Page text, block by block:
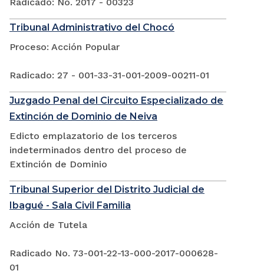
Tribunal Administrativo del Chocó
Proceso: Acción Popular
Radicado: 27 - 001-33-31-001-2009-00211-01
Juzgado Penal del Circuito Especializado de
Extinción de Dominio de Neiva
Edicto emplazatorio de los terceros
indeterminados dentro del proceso de
Extinción de Dominio
Tribunal Superior del Distrito Judicial de
Ibagué - Sala Civil Familia
Acción de Tutela
Radicado No. 73-001-22-13-000-2017-000628-
01